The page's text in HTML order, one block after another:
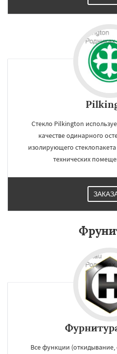
Работаем по
Уваровка
Стекло Pilkington
качестве одинарного
изолирующего
технических
Все функции (откидывание,
УЗНАТЬ
Даю согласие на